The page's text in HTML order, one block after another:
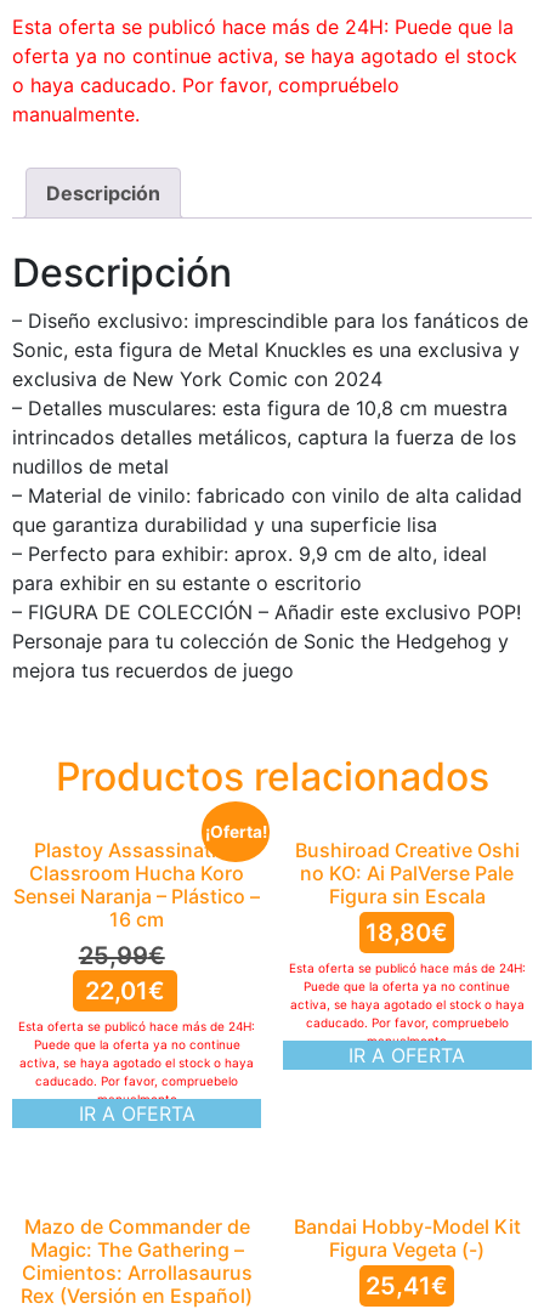
Esta oferta se publicó hace más de 24H: Puede que la
oferta ya no continue activa, se haya agotado el stock
o haya caducado. Por favor, compruébelo
manualmente.
Descripción
Descripción
– Diseño exclusivo: imprescindible para los fanáticos de
Sonic, esta figura de Metal Knuckles es una exclusiva y
exclusiva de New York Comic con 2024
– Detalles musculares: esta figura de 10,8 cm muestra
intrincados detalles metálicos, captura la fuerza de los
nudillos de metal
– Material de vinilo: fabricado con vinilo de alta calidad
que garantiza durabilidad y una superficie lisa
– Perfecto para exhibir: aprox. 9,9 cm de alto, ideal
para exhibir en su estante o escritorio
– FIGURA DE COLECCIÓN – Añadir este exclusivo POP!
Personaje para tu colección de Sonic the Hedgehog y
mejora tus recuerdos de juego
Productos relacionados
¡Oferta!
Plastoy Assassination
Classroom Hucha Koro
Sensei Naranja – Plástico –
16 cm
25,99€
22,01€
IR A OFERTA
Esta oferta se publicó hace más de 24H:
Puede que la oferta ya no continue
activa, se haya agotado el stock o haya
caducado. Por favor, compruebelo
manualmente
Bushiroad Creative Oshi
no KO: Ai PalVerse Pale
Figura sin Escala
18,80€
IR A OFERTA
Esta oferta se publicó hace más de 24H:
Puede que la oferta ya no continue
activa, se haya agotado el stock o haya
caducado. Por favor, compruebelo
manualmente
Mazo de Commander de
Magic: The Gathering –
Cimientos: Arrollasaurus
Rex (Versión en Español)
Bandai Hobby-Model Kit
Figura Vegeta (-)
25,41€